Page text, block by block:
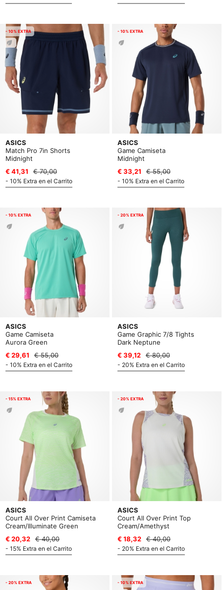
- 10% EXTRA
ASICS
Match Pro 7in Shorts
Midnight
€ 41,31
€ 70,00
- 10% Extra en el Carrito
- 10% EXTRA
ASICS
Game Camiseta
Midnight
€ 33,21
€ 55,00
- 10% Extra en el Carrito
- 10% EXTRA
ASICS
Game Camiseta
Aurora Green
€ 29,61
€ 55,00
- 10% Extra en el Carrito
- 20% EXTRA
ASICS
Game Graphic 7/8 Tights
Dark Neptune
€ 39,12
€ 80,00
- 20% Extra en el Carrito
- 15% EXTRA
ASICS
Court All Over Print Camiseta
Cream/Illuminate Green
€ 20,32
€ 40,00
- 15% Extra en el Carrito
- 20% EXTRA
ASICS
Court All Over Print Top
Cream/Amethyst
€ 18,32
€ 40,00
- 20% Extra en el Carrito
- 20% EXTRA - 10% EXTRA